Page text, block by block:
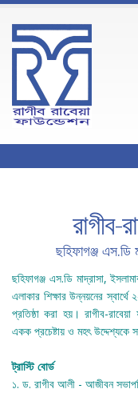
রাগীব-
ছহিফাগঞ্জ এস.ডি
ছহিফাগঞ্জ এস.ডি মাদ্রাসা,
এলাকার শিক্ষার উন্নয়নের স্বার্থে
প্রতিষ্ঠা করা হয়। রাগীব-
একক প্রচেষ্টায় ও মহৎ উদ্দেশ্যকে
ট্রাস্টি বোর্ড
১. ড. রাগীব আলী - আজীবন